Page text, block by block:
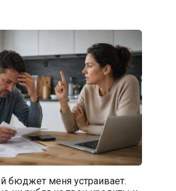
бюджет меня устраивает.